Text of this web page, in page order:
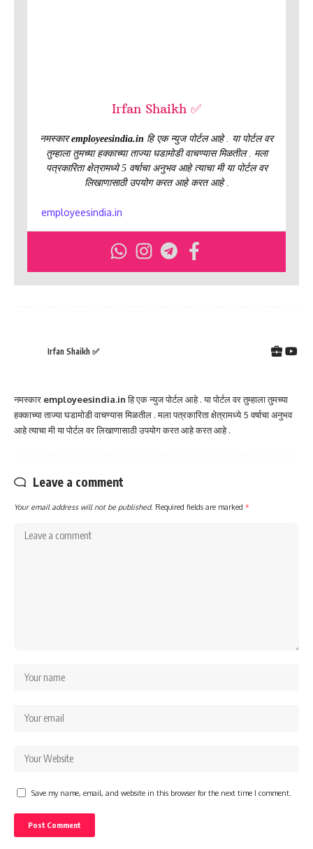
Irfan Shaikh ✅
नमस्कारemployeesindia.in हि एक न्युज पोर्टल आहे . या पोर्टल वर
तुम्हाला तुमच्या हक्काच्या ताज्या घडामोडी वाचण्यास मिळतील . मला
पत्रकारिता क्षेत्रामध्ये 5 वर्षाचा अनुभव आहे त्याचा मी या पोर्टल वर
लिखाणासाठी उपयोग करत आहे करत आहे .
employeesindia.in
Irfan Shaikh ✅
नमस्कार employeesindia.inहि एक न्युज पोर्टल आहे . या पोर्टल वर तुम्हाला तुमच्या
हक्काच्या ताज्या घडामोडी वाचण्यास मिळतील . मला पत्रकारिता क्षेत्रामध्ये 5 वर्षाचा अनुभव
आहे त्याचा मी या पोर्टल वर लिखाणासाठी उपयोग करत आहे करत आहे .
Leave a comment
Your email address will not be published. Required fields are marked *
Save my name, email, and website in this browser for the next time I comment.